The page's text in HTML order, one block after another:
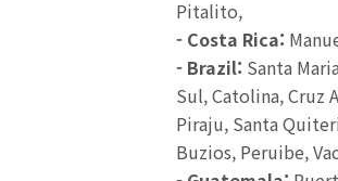
Pitalito,
- Costa Rica:
- Brazil: Santa
Sul, Catolina, Cruz
Piraju, Santa
Buzios, Peruibe,